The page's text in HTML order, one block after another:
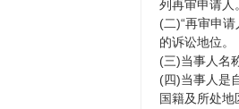
列再审申请人。
(二)“再审申
的诉讼地位。
(三)当事人名
(四)当事人是
国籍及所处